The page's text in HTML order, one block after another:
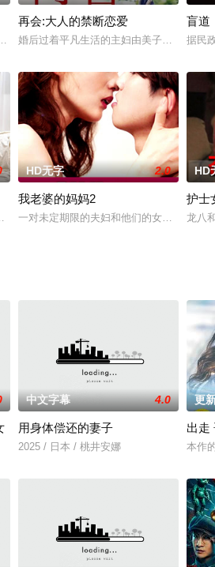
趁着牧牛享受独处时光，即便太阳炙热又刺
）因妻子离开和失业对生活充满恨意
再会:大人的禁断恋爱
婚后过着平凡生活的主妇由美子，发现隔
盲道
据民
우진의 엄마인 현숙은
凡的夫妻。而且，爱拉的妹妹一个也看起来
HD无字 2.0
我老婆的妈妈2
一对未定期限的夫妇和他们的女儿Hyejung
HD
护士
龙八
中文字幕 4.0
用身体偿还的妻子
2025 / 日本 / 桃井安娜
更
出走
本作